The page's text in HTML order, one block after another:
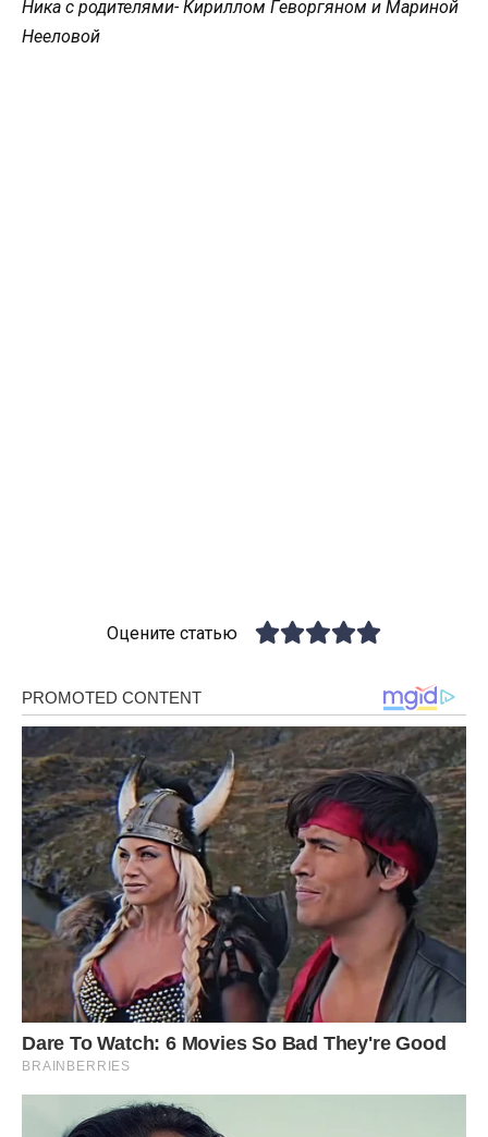
Ника с родителями- Кириллом Геворгяном и Мариной
Нееловой
Оцените статью